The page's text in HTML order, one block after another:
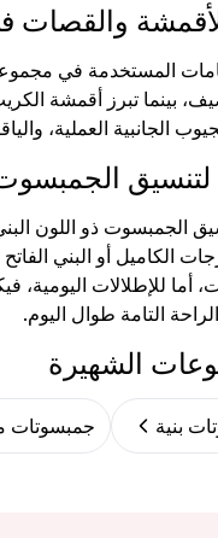
والقصات
المستخدمة في
بينما تبرز أقمشة
الجانبية العملية،
الجمبسوت
الجمبسوت ذو اللون
الكاميل أو البني
أما للإطلالات
التامة طوال اليوم.
الشهيرة
بنية جمبسوتات